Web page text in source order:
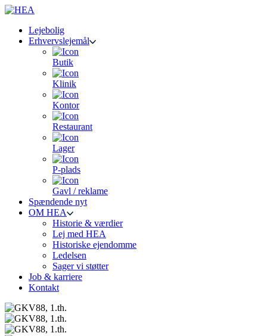
Lejebolig
Erhvervslejemål
Butik
Klinik
Kontor
Restaurant
Lager
P-plads
Gavl / reklame
Spændende nyt
OM HEA
Historie & værdier
Lej med HEA
Historiske ejendomme
Ledelsen
Sager vi støtter
Job & karriere
Kontakt